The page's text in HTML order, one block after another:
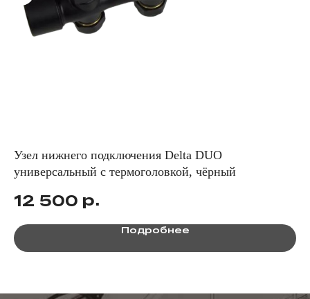
Узел нижнего подключения Delta DUO
универсальный с термоголовкой, чёрный
12 500 р.
Подробнее